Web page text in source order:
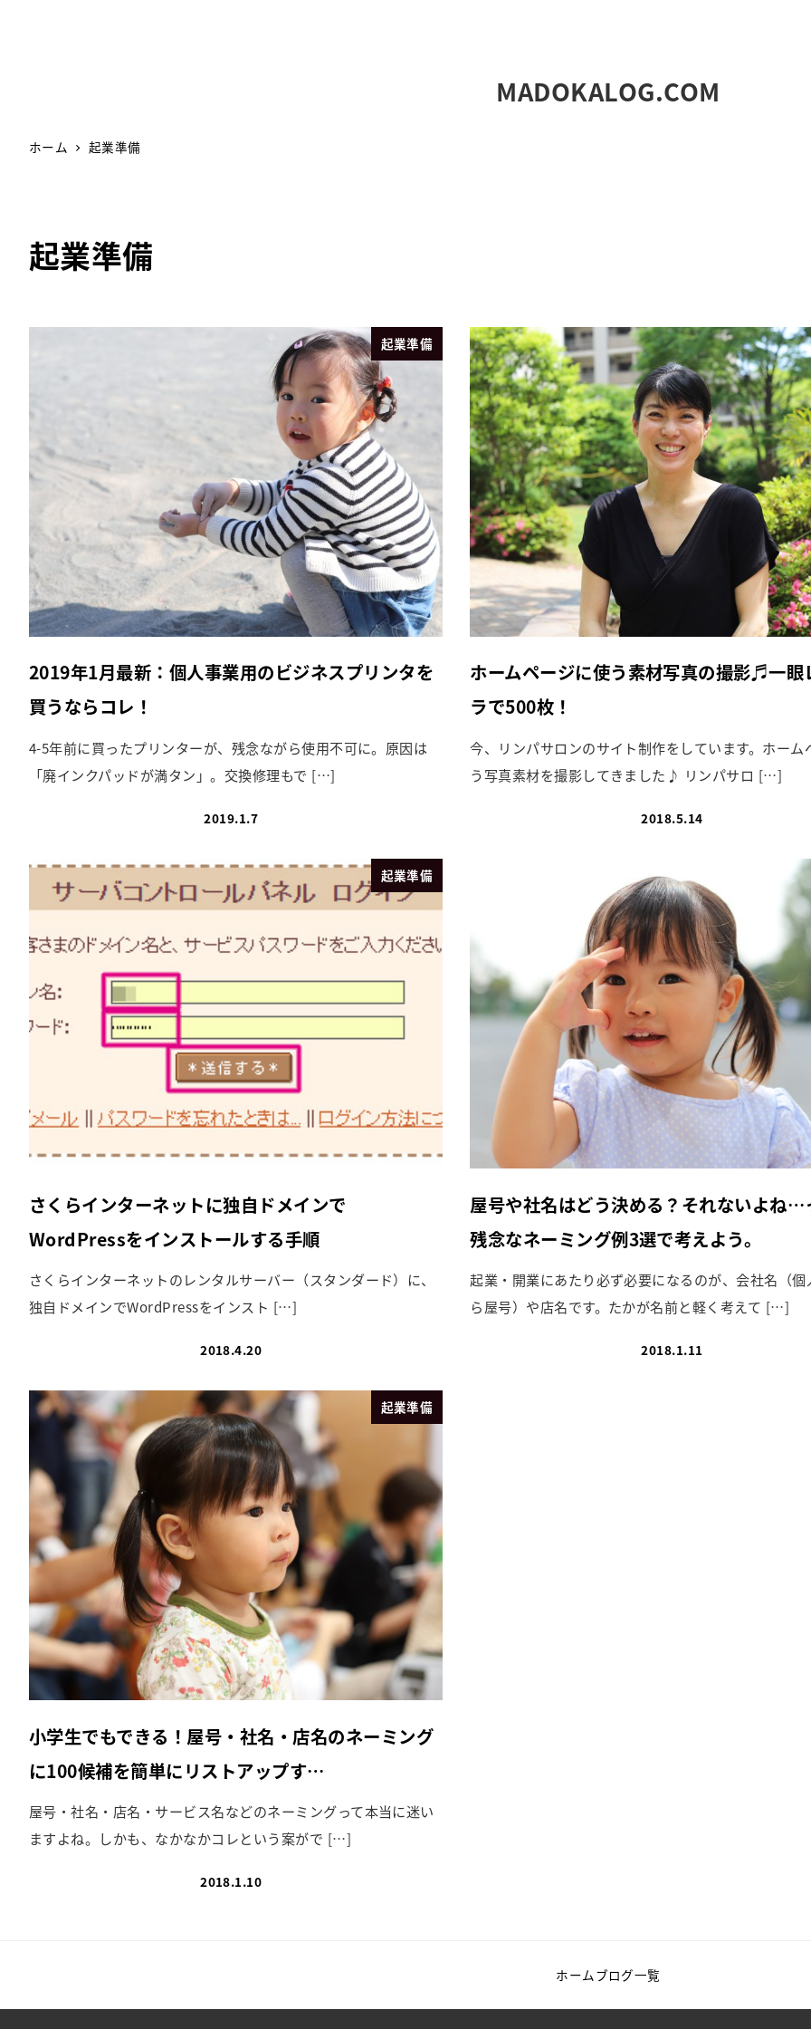
MADOKALOG.COM
ホーム 起業準備
起業準備
起業準備
2019年1月最新：個人事業用のビジネスプリンタを
買うならコレ！
4-5年前に買ったプリンターが、残念ながら使用不可に。原因は
「廃インクパッドが満タン」。交換修理もで […]
2019.1.7
ホームページに使う素材写真の撮影♬一眼
ラで500枚！
今、リンパサロンのサイト制作をしています。ホーム
う写真素材を撮影してきました♪ リンパサロ […]
2018.5.14
起業準備
さくらインターネットに独自ドメインで
WordPressをインストールする手順
さくらインターネットのレンタルサーバー（スタンダード）に、
独自ドメインでWordPressをインスト […]
2018.4.20
屋号や社名はどう決める？それないよね…
残念なネーミング例3選で考えよう。
起業・開業にあたり必ず必要になるのが、会社名（個
ら屋号）や店名です。たかが名前と軽く考えて […]
2018.1.11
起業準備
小学生でもできる！屋号・社名・店名のネーミング
に100候補を簡単にリストアップす…
屋号・社名・店名・サービス名などのネーミングって本当に迷い
ますよね。しかも、なかなかコレという案がで […]
2018.1.10
ホーム ブログ一覧